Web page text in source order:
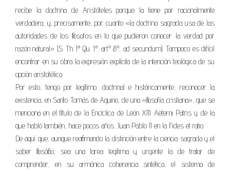
recibe la doctrina de Aristóteles porque la tiene por racionalmente
verdadera, y, precisamente, por cuanto «la doctrina sagrada usa de las
autoridades de los filósofos en lo que pudieron conocer la verdad por
razón natural» (S. Th. Iª Qu. 1ª, artº 8º, ad secundum). Tampoco es difícil
encontrar en su obra la expresión explícita de la intención teológica de su
opción aristotélica.
Por esto, tengo por legítimo, doctrinal e históricamente, reconocer la
existencia, en Santo Tomás de Aquino, de una «filosofía cristiana», que se
menciona en el título de la Encíclica de León XIII Aeterni Patris y de la
que habló también, hace pocos años, Juan Pablo II en la Fides et ratio.
De aquí que, aunque reafirmando la distinción entre la ciencia sagrada y el
saber filosófico, sea una tarea legítima y urgente la de tratar de
comprender, en su armónica coherencia sintética, el sistema de